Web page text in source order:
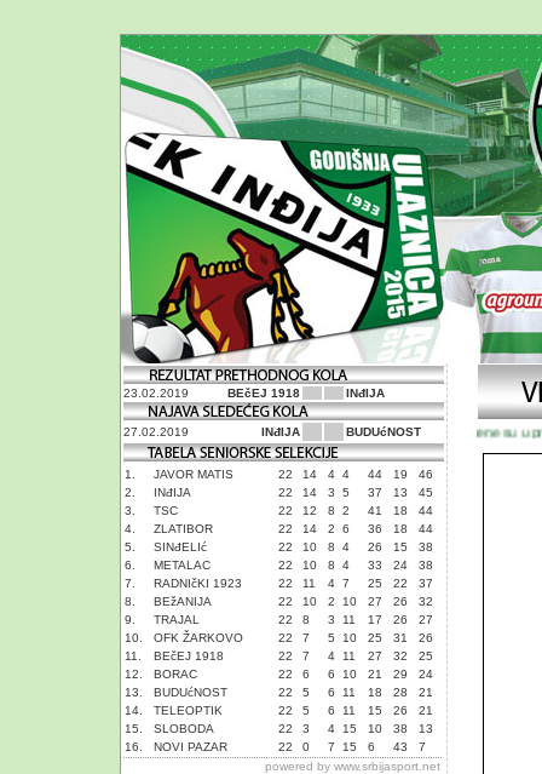
23.02.2019 BEčEJ 1918 INđIJA
27.02.2019 INđIJA BUDUćNOST
1. JAVOR MATIS 22 14 4 4 44 19
46
2.
INđIJA 22 14 3 5 37 13
45
3.
TSC 22 12 8 2 41 18
44
4.
ZLATIBOR 22 14 2 6 36 18
44
5.
SINđELIć 22 10 8 4 26 15
38
6.
METALAC 22 10 8 4 33 24
38
7.
RADNIčKI 1923 22 11 4 7 25 22
37
8.
BEžANIJA 22 10 2 10 27 26
32
9.
TRAJAL 22 8 3 11 17 26
27
10.
OFK ŽARKOVO 22 7 5 10 25 31
26
11.
BEčEJ 1918 22 7 4 11 27 32
25
12.
BORAC 22 6 6 10 21 29
24
13.
BUDUćNOST 22 5 6 11 18 28
21
14.
TELEOPTIK 22 5 6 11 15 26
21
15.
SLOBODA 22 3 4 15 10 38
13
16.
NOVI PAZAR 22 0 7 15 6 43
7
powered by www.srbijasport.net
Puštene su u